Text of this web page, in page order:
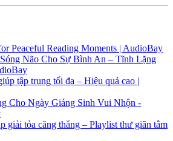
Peaceful Reading Moments | AudioBay
Não Cho Sự Bình An – Tĩnh Lặng
tập trung tối đa – Hiệu quả cao |
Cho Ngày Giáng Sinh Vui Nhộn -
giải tỏa căng thẳng – Playlist thư giãn tâm